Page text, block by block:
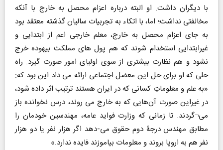
با دیگران داشت. او البته درباره اعزام محصل به خارج با آنکه
مخالفتی نداشت؛ اما، با اتکاء به تجربیات سالیان گذشته معتقد بود
به جای اعزام محصل به خارج، معلم خارجی اعم از ابتدایی و
غیرابتدایی استخدام شوند که هم پول های مملکت بیهوده خرج
نشود و هم نظارت بیشتری از سوی اولیای امور صورت گیرد. راه
حلی که او برای حل این معضل اجتماعی ارائه می داد این بود که:
«به علم و معلوماتِ کسانی که در ایران هستند ترتیب اثر داده شود،
در غیراین صورت آن‌هایی که به خارج می روند، درس نخوانده باز
می¬گردند. تا زمانی که وزارت فواید عامه، مهندسین خودمان را
مطابق مهندس درجۀ دوم حقوق می-دهد اگر هزار نفر یا دو هزار
نفر هم به اروپا بروند و معلومات بیاموزند فایده ندارد.»